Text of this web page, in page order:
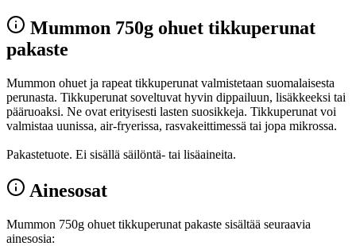
Mummon 750g ohuet tikkuperunat
pakaste
Mummon ohuet ja rapeat tikkuperunat valmistetaan suomalaisesta
perunasta. Tikkuperunat soveltuvat hyvin dippailuun, lisäkkeeksi tai
pääruoaksi. Ne ovat erityisesti lasten suosikkeja. Tikkuperunat voi
valmistaa uunissa, air-fryerissa, rasvakeittimessä tai jopa mikrossa.
Pakastetuote. Ei sisällä säilöntä- tai lisäaineita.
Ainesosat
Mummon 750g ohuet tikkuperunat pakaste sisältää seuraavia
ainesosia: